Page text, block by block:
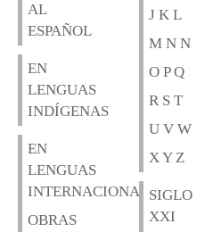
AL
ESPAÑOL
EN
LENGUAS
INDÍGENAS
EN
LENGUAS
INTERNACIONALES
OBRAS
J K L
M N N
O P Q
R S T
U V W
X Y Z
SIGLO
XXI